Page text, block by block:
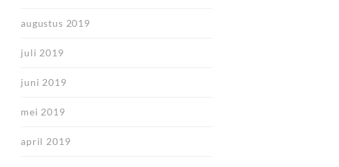
augustus 2019
juli 2019
juni 2019
mei 2019
april 2019